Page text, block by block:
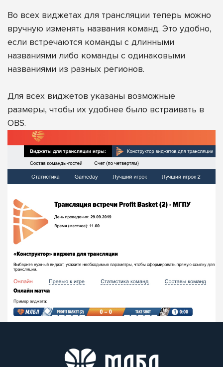
Во всех виджетах для трансляции теперь можно
вручную изменять названия команд. Это удобно,
если встречаются команды с длинными
названиями либо команды с одинаковыми
названиями из разных регионов.
Для всех виджетов указаны возможные
размеры, чтобы их удобнее было встраивать в
OBS.